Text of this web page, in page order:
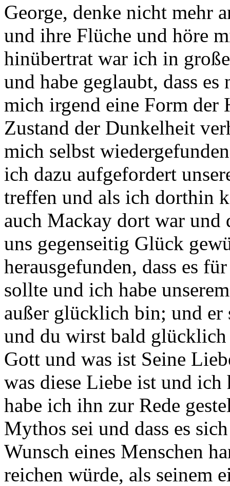
George, denke nicht mehr
und ihre Flüche und höre
hinübertrat war ich in
und habe geglaubt, dass
mich irgend eine Form der
Zustand der Dunkelheit
mich selbst
ich dazu aufgefordert
treffen und als ich dorthin
auch Mackay dort war und
uns gegenseitig Glück
herausgefunden, dass es
sollte und ich habe
außer glücklich bin; und er
und du wirst bald glücklich
Gott und was ist Seine
was diese Liebe ist und
habe ich ihn zur Rede
Mythos sei und dass es
Wunsch eines Menschen
reichen würde, als seinem